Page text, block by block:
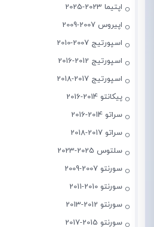
اپتیما 2023-2025
اپیروس 2007-2009
اسپورتیج 2007-2010
اسپورتیج 2012-2016
اسپورتیج 2017-2018
پیکانتو 2014-2016
سراتو 2014-2016
سراتو 2017-2018
سلتوس 2025-2023
سورنتو 2007-2009
سورنتو 2010-2011
سورنتو 2012-2013
سورنتو 2015-2017